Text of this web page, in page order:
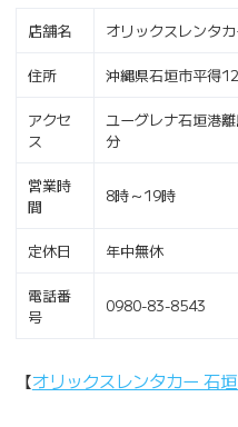
店舗名 オリックスレンタ
住所 沖縄県石垣市平得
アクセ
ス
ユーグレナ石垣港
分
営業時
間
8時～19時
定休日 年中無休
電話番
号
0980-83-8543
【オリックスレンタカー 石